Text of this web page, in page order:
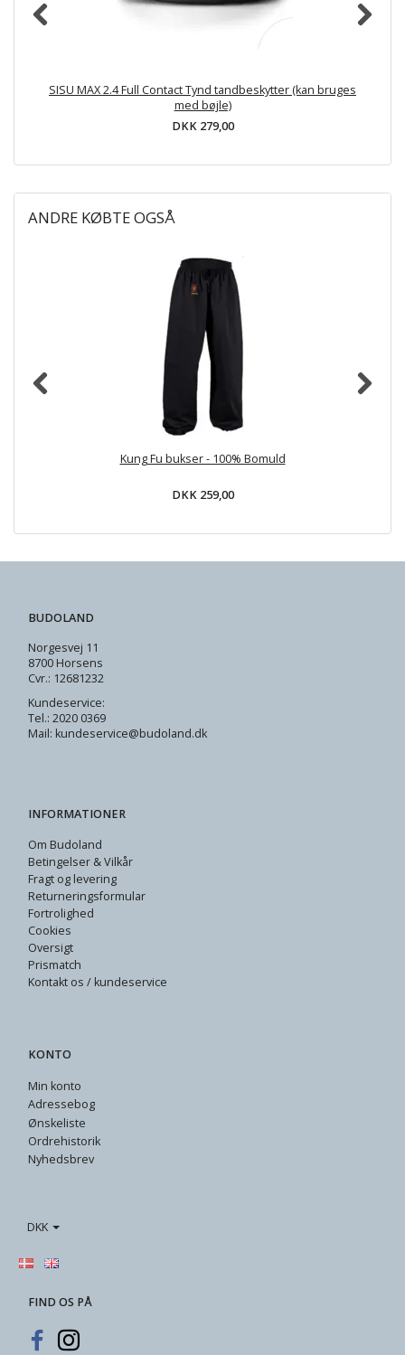
SISU MAX 2.4 Full Contact Tynd tandbeskytter (kan bruges
med bøjle)
DKK 279,00
ANDRE KØBTE OGSÅ
Kung Fu bukser - 100% Bomuld
DKK 259,00
BUDOLAND
Norgesvej 11
8700 Horsens
Cvr.: 12681232
Kundeservice:
Tel.: 2020 0369
Mail: kundeservice@budoland.dk
INFORMATIONER
Om Budoland
Betingelser & Vilkår
Fragt og levering
Returneringsformular
Fortrolighed
Cookies
Oversigt
Prismatch
Kontakt os / kundeservice
KONTO
Min konto
Adressebog
Ønskeliste
Ordrehistorik
Nyhedsbrev
DKK
FIND OS PÅ